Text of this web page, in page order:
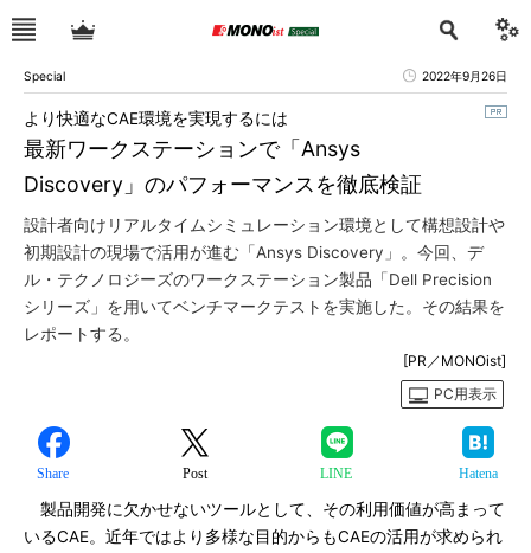
Special 2022年9月26日
最新ワークステーションで「Ansys
Discovery」のパフォーマンスを徹底検証
より快適なCAE環境を実現するには
設計者向けリアルタイムシミュレーション環境として構想設計や
初期設計の現場で活用が進む「Ansys Discovery」。今回、デ
ル・テクノロジーズのワークステーション製品「Dell Precision
シリーズ」を用いてベンチマークテストを実施した。その結果を
レポートする。
[PR／MONOist]
PC用表示
Share Post LINE Hatena
製品開発に欠かせないツールとして、その利用価値が高まって
いるCAE。近年ではより多様な目的からもCAEの活用が求められ